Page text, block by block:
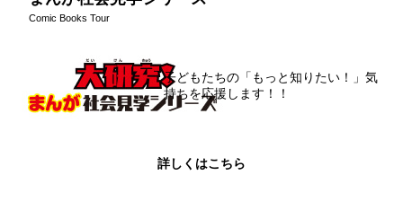
Comic Books Tour
子どもたちの「もっと知りたい！」気
持ちを応援します！！
詳しくはこちら